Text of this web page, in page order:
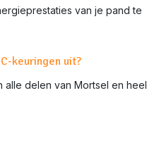
van je pand te
keuringen uit?
alle delen van Mortsel en heel